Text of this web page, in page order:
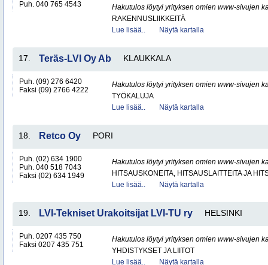
Puh. 040 765 4543
Hakutulos löytyi yrityksen omien www-sivujen
RAKENNUSLIIKKEITÄ
Lue lisää..
Näytä kartalla
17. Teräs-LVI Oy Ab KLAUKKALA
Puh. (09) 276 6420
Faksi (09) 2766 4222
Hakutulos löytyi yrityksen omien www-sivujen
TYÖKALUJA
Lue lisää..
Näytä kartalla
18. Retco Oy PORI
Puh. (02) 634 1900
Puh. 040 518 7043
Faksi (02) 634 1949
Hakutulos löytyi yrityksen omien www-sivujen
HITSAUSKONEITA, HITSAUSLAITTEITA JA
Lue lisää..
Näytä kartalla
19. LVI-Tekniset Urakoitsijat LVI-TU ry HELSINKI
Puh. 0207 435 750
Faksi 0207 435 751
Hakutulos löytyi yrityksen omien www-sivujen
YHDISTYKSET JA LIITOT
Lue lisää..
Näytä kartalla